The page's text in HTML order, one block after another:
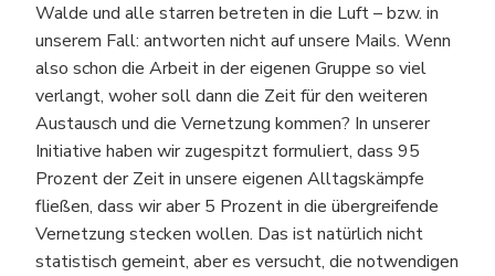
Walde und alle starren betreten in die Luft – bzw. in
unserem Fall: antworten nicht auf unsere Mails. Wenn
also schon die Arbeit in der eigenen Gruppe so viel
verlangt, woher soll dann die Zeit für den weiteren
Austausch und die Vernetzung kommen? In unserer
Initiative haben wir zugespitzt formuliert, dass 95
Prozent der Zeit in unsere eigenen Alltagskämpfe
fließen, dass wir aber 5 Prozent in die übergreifende
Vernetzung stecken wollen. Das ist natürlich nicht
statistisch gemeint, aber es versucht, die notwendigen